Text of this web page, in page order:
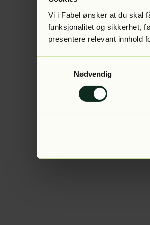
Vi i Fabel ønsker at du skal
funksjonalitet og sikkerhet,
presentere relevant innhold
Nødvendig
Application